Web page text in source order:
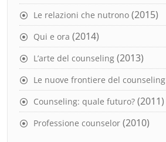
Le relazioni che nutrono (2015)
Qui e ora (2014)
L’arte del counseling (2013)
Le nuove frontiere del counseling
Counseling: quale futuro? (2011)
Professione counselor (2010)